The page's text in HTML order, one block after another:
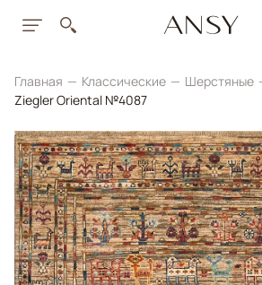
Главная Классические Шерстяные
Ziegler Oriental №4087